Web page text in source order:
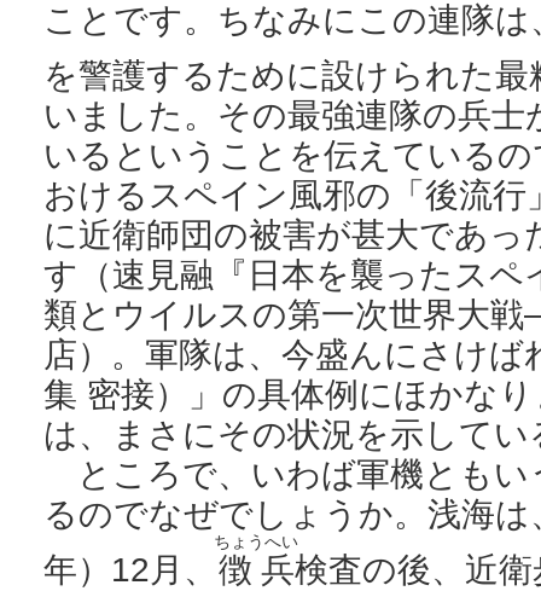
ことです。ちなみにこの連隊は
を警護するために設けられた最
いました。その最強連隊の兵
いるということを伝えている
おけるスペイン風邪の「後流
に近衛師団の被害が甚大であ
す（速見融『日本を襲ったス
類とウイルスの第一次世界大
店）。軍隊は、今盛んにさけ
集 密接）」の具体例にほかな
は、まさにその状況を示して
ところで、いわば軍機ともい
るのでなぜでしょうか。浅海
年）12月、 徴兵
ちょうへい
検査の後、近